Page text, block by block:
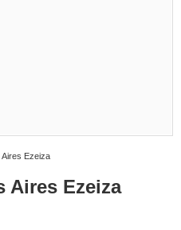
Aires Ezeiza
Aires Ezeiza